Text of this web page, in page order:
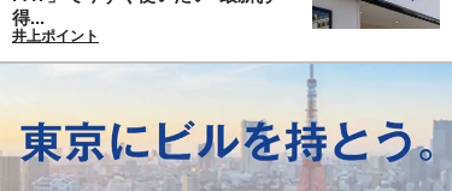
得...
井上ポイント